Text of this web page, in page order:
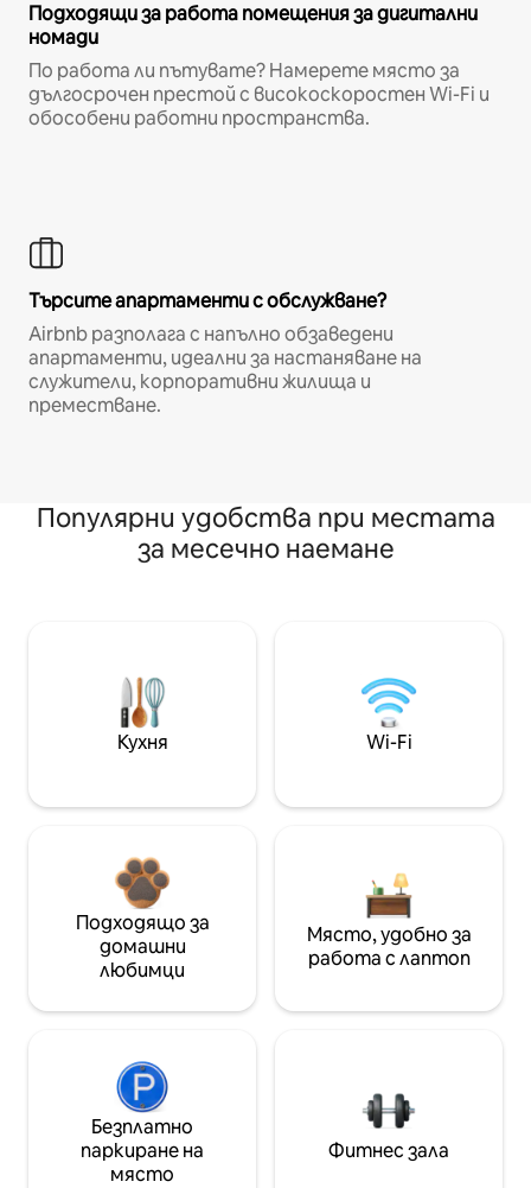
Подходящи за работа помещения за дигитални
номади
По работа ли пътувате? Намерете място за
дългосрочен престой с високоскоростен Wi-Fi и
обособени работни пространства.
Търсите апартаменти с обслужване?
Airbnb разполага с напълно обзаведени
апартаменти, идеални за настаняване на
служители, корпоративни жилища и
преместване.
Популярни удобства при местата
за месечно наемане
Кухня Wi-Fi
Подходящо за
домашни
любимци
Място, удобно за
работа с лаптоп
Безплатно
паркиране на
място
Фитнес зала